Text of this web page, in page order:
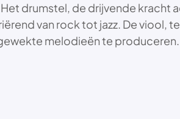
drumstel, de drijvende kracht
van rock tot jazz. De viool,
melodieën te